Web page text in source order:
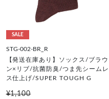
SALE
STG-002-BR_R
【発送在庫あり】ソックス/ブラウ
ン×リブ/抗菌防臭/つま先シームレ
ス仕上げ/SUPER TOUGH G
¥1,100